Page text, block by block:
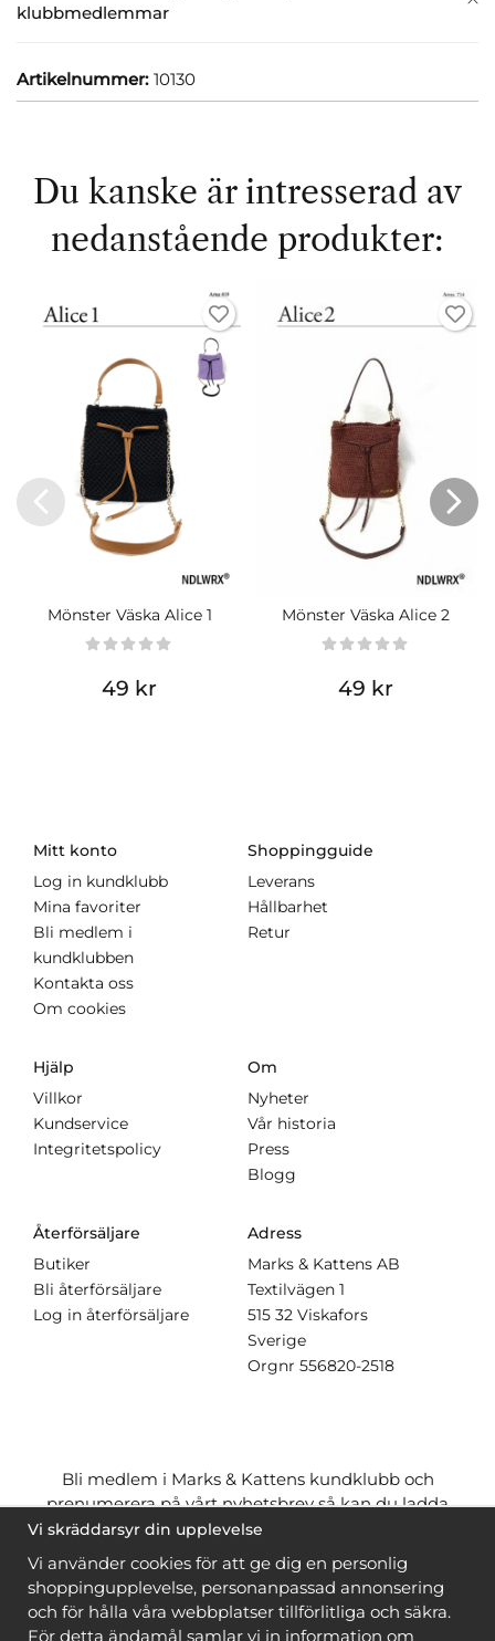
klubbmedlemmar
Artikelnummer: 10130
Du kanske är intresserad av
nedanstående produkter:
Mönster Väska Alice 1
49 kr
Mönster Väska Alice 2
49 kr
Mitt konto
Log in kundklubb
Mina favoriter
Bli medlem i
kundklubben
Kontakta oss
Om cookies
Shoppingguide
Leverans
Hållbarhet
Retur
Hjälp
Villkor
Kundservice
Integritetspolicy
Om
Nyheter
Vår historia
Press
Blogg
Återförsäljare
Butiker
Bli återförsäljare
Log in återförsäljare
Adress
Marks & Kattens AB
Textilvägen 1
515 32 Viskafors
Sverige
Orgnr 556820-2518
Bli medlem i Marks & Kattens kundklubb och
prenumerera på vårt nyhetsbrev så kan du ladda
ner många mönstergratisoch få många
när du handlar garn till mönstret. Du ser vilka som
ärgratis när du ärinloggad.
Bli medlem
Vi skräddarsyr din upplevelse
Vi använder cookies för att ge dig en personlig
shoppingupplevelse, personanpassad annonsering
och för hålla våra webbplatser tillförlitliga och säkra.
För detta ändamål samlar vi in information om